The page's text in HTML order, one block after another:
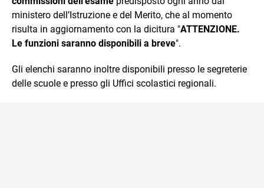
ministero dell’Istruzione e del Merito, che al momento
risulta in aggiornamento con la dicitura "ATTENZIONE.
Le funzioni saranno disponibili a breve".
Gli elenchi saranno inoltre disponibili presso le segreterie
delle scuole e presso gli Uffici scolastici regionali.